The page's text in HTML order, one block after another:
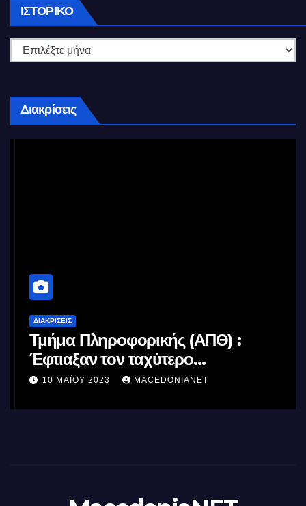
ΙΣΤΟΡΙΚΌ Ιστορικό
Διακρίσεις
ΔΙΑΚΡΊΣΕΙΣ
Τμήμα Πληροφορικής (ΑΠΘ) :
Έφτιαξαν τον ταχύτερο
επεξεργαστή AI στον κόσμο με τη
10 ΜΑΪ́ΟΥ 2023 MACEDONIANET